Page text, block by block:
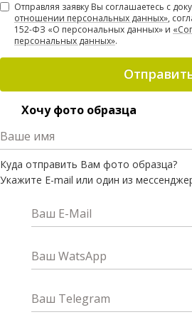
Отправляя заявку Вы соглашаетесь с
отношении персональных данных»,
152-ФЗ «О персональных данных» и
персональных данных».
Хочу фото образца
Ваше имя
Куда отправить Вам фото образца?
Укажите E-mail или один из
Ваш E-Mail
Ваш WatsApp
Ваш Telegram